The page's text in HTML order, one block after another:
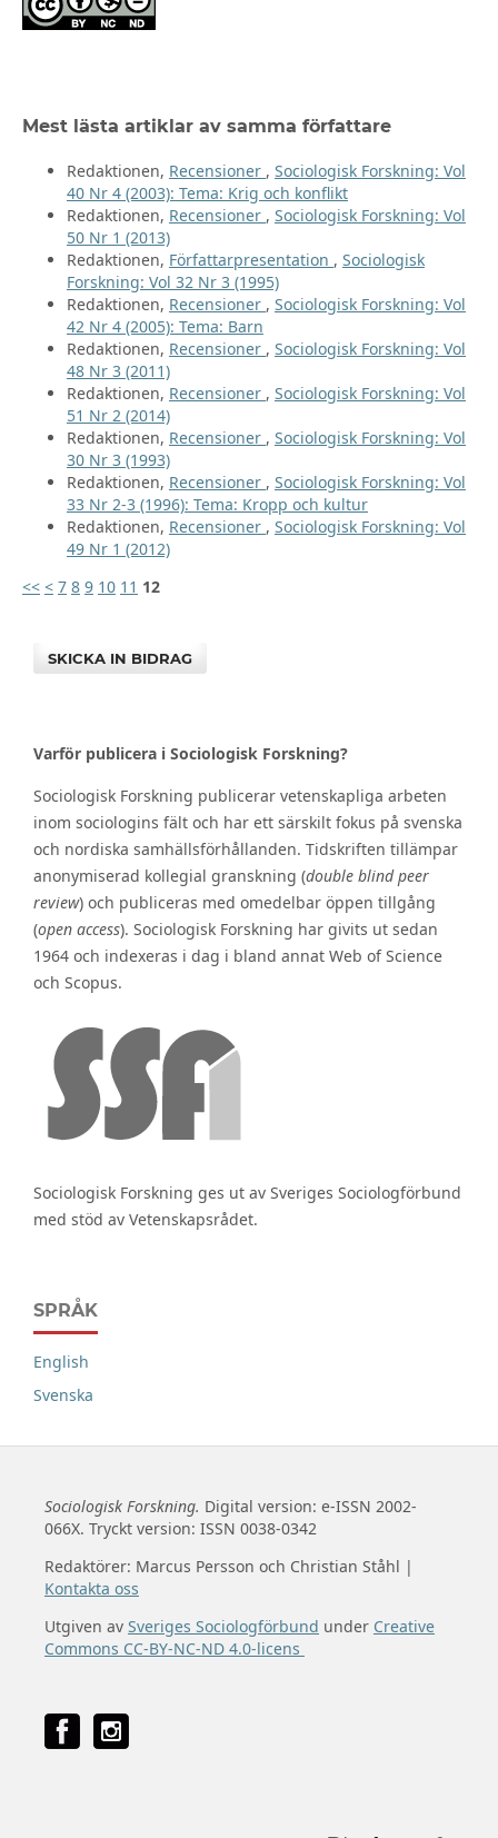
Mest lästa artiklar av samma författare
Redaktionen, Recensioner , Sociologisk Forskning: Vol
40 Nr 4 (2003): Tema: Krig och konflikt
Redaktionen, Recensioner , Sociologisk Forskning: Vol
50 Nr 1 (2013)
Redaktionen, Författarpresentation , Sociologisk
Forskning: Vol 32 Nr 3 (1995)
Redaktionen, Recensioner , Sociologisk Forskning: Vol
42 Nr 4 (2005): Tema: Barn
Redaktionen, Recensioner , Sociologisk Forskning: Vol
48 Nr 3 (2011)
Redaktionen, Recensioner , Sociologisk Forskning: Vol
51 Nr 2 (2014)
Redaktionen, Recensioner , Sociologisk Forskning: Vol
30 Nr 3 (1993)
Redaktionen, Recensioner , Sociologisk Forskning: Vol
33 Nr 2-3 (1996): Tema: Kropp och kultur
Redaktionen, Recensioner , Sociologisk Forskning: Vol
49 Nr 1 (2012)
<< < 7 8 9 10 11 12
SKICKA IN BIDRAG
Varför publicera i Sociologisk Forskning?
Sociologisk Forskning publicerar vetenskapliga arbeten
inom sociologins fält och har ett särskilt fokus på svenska
och nordiska samhällsförhållanden. Tidskriften tillämpar
anonymiserad kollegial granskning (double blind peer
review) och publiceras med omedelbar öppen tillgång
(open access). Sociologisk Forskning har givits ut sedan
1964 och indexeras i dag i bland annat Web of Science
och Scopus.
Sociologisk Forskning ges ut av Sveriges Sociologförbund
med stöd av Vetenskapsrådet.
SPRÅK
English
Svenska
Sociologisk Forskning. Digital version: e-ISSN 2002-
066X. Tryckt version: ISSN 0038-0342
Redaktörer: Marcus Persson och Christian Ståhl |
Kontakta oss
Utgiven av Sveriges Sociologförbund under Creative
Commons CC-BY-NC-ND 4.0-licens